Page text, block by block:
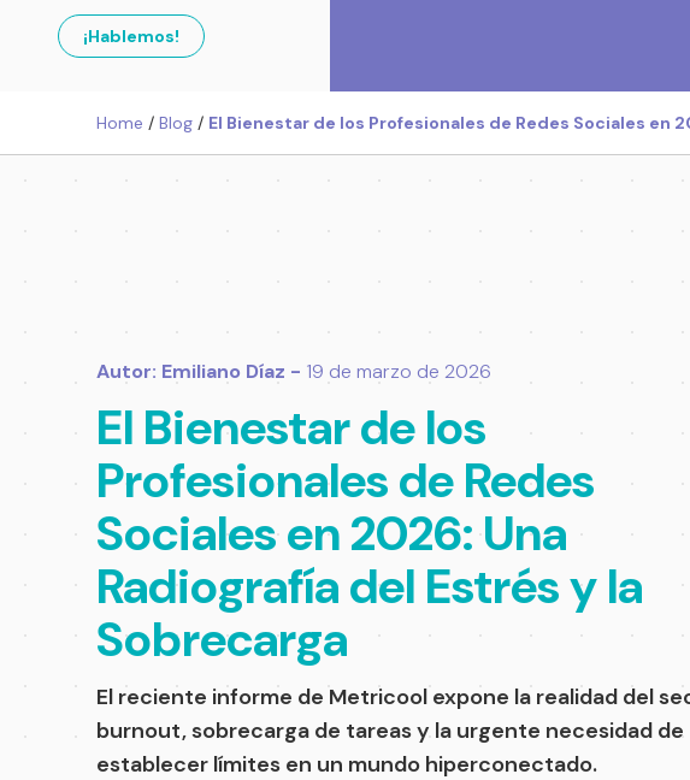
¡Hablemos!
Home / Blog / El Bienestar de los Profesionales de Redes Sociales en
Autor: Emiliano Díaz - 19 de marzo de 2026
El Bienestar de los
Profesionales de Redes
Sociales en 2026: Una
Radiografía del Estrés y la
Sobrecarga
El reciente informe de Metricool expone la realidad del
burnout, sobrecarga de tareas y la urgente necesidad de
establecer límites en un mundo hiperconectado.